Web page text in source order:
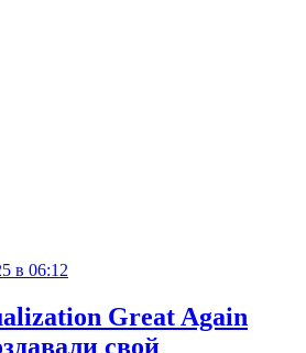
в 06:12
Great Again
свой